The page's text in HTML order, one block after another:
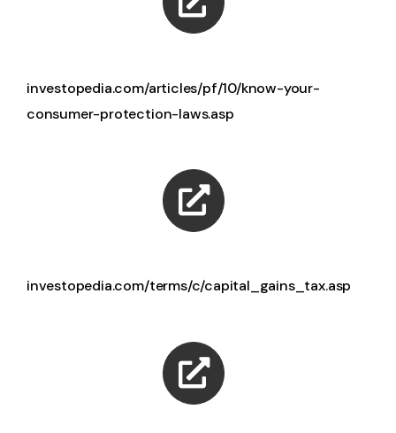
investopedia.com/articles/pf/10/know-your-
consumer-protection-laws.asp
investopedia.com/terms/c/capital_gains_tax.asp